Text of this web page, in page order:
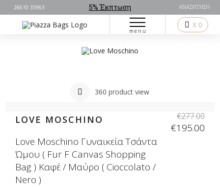
Όρους Χρήσης
26610 35963 5% Έκπτωση ΑΝΑΖΗΤΗΣΗ
menu
X 0
360 product view
LOVE MOSCHINO
Love Moschino Γυναικεία Τσάντα
Ώμου ( Fur F Canvas Shopping
Bag ) Καφέ / Μαύρο ( Cioccolato /
Nero )
€277.00
€195.00